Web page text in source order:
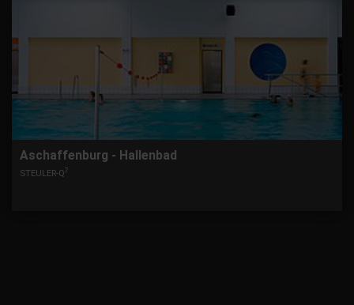
Aschaffenburg - Hallenbad
STEULER-Q7